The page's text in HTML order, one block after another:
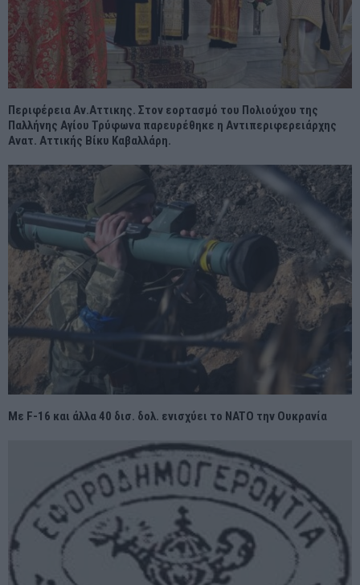
Περιφέρεια Αν.Αττικης. Στον εορτασμό του Πολιούχου της
Παλλήνης Αγίου Τρύφωνα παρευρέθηκε η Αντιπεριφερειάρχης
Ανατ. Αττικής Βίκυ Καβαλλάρη.
Με F-16 και άλλα 40 δισ. δολ. ενισχύει το NATO την Ουκρανία